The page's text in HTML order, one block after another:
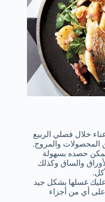
خلال فصلي الربيع
المحصولات والمروج.
حصده بسهولة
والساق وكذلك
عليك غسلها بشكل جيد
أي من أجزاء